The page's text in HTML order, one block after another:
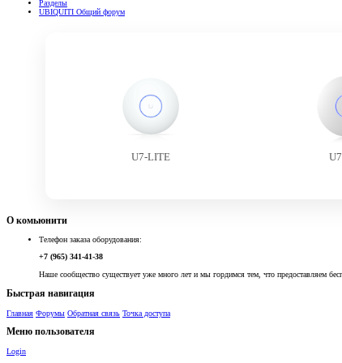
Разделы
UBIQUITI Общий форум
U7-LITE
О комьюнити
Телефон заказа оборудования:
+7 (965) 341-41-38
Наше сообщество существует уже много лет и мы гордимся тем, что предоставляем
Быстрая навигация
Главная Форумы Обратная связь Точка доступа
Меню пользователя
Login